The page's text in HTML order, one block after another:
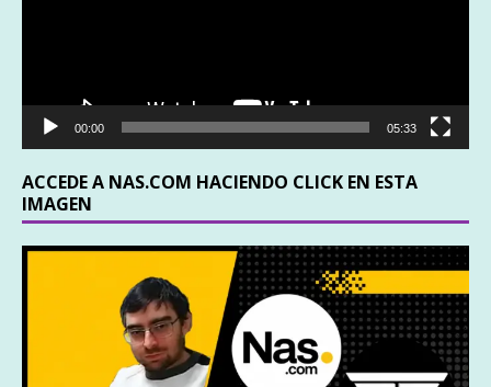
00:00 05:33
ACCEDE A NAS.COM HACIENDO CLICK EN ESTA
IMAGEN